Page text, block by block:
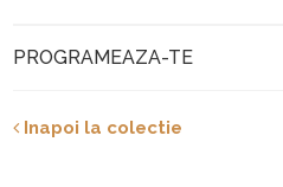
PROGRAMEAZA-TE
Inapoi la colectie